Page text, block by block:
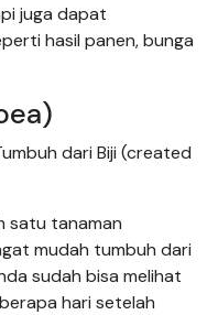
juga dapat
hasil panen, bunga
dari Biji (created
satu tanaman
mudah tumbuh dari
sudah bisa melihat
hari setelah